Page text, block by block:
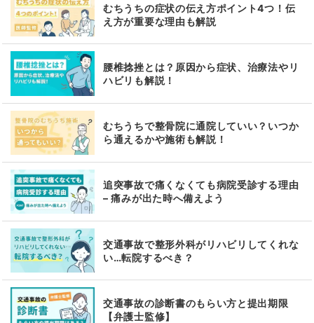
むちうちの症状の伝え方ポイント4つ！伝
え方が重要な理由も解説
腰椎捻挫とは？原因から症状、治療法やリ
ハビリも解説！
むちうちで整骨院に通院していい？いつか
ら通えるかや施術も解説！
追突事故で痛くなくても病院受診する理由
– 痛みが出た時へ備えよう
交通事故で整形外科がリハビリしてくれな
い…転院するべき？
交通事故の診断書のもらい方と提出期限
【弁護士監修】